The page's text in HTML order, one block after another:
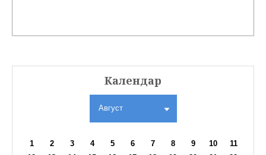
Календар
Август
1 2 3 4 5 6 7 8 9 10
11